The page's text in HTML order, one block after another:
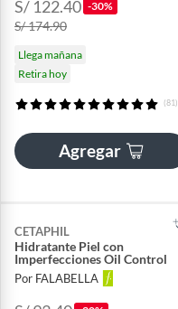
S/ 122.40 -30%
S/ 174.90
Llega mañana
Retira hoy
(81)
Agregar
CETAPHIL
Hidratante Piel con
Imperfecciones Oil Control
Por FALABELLA